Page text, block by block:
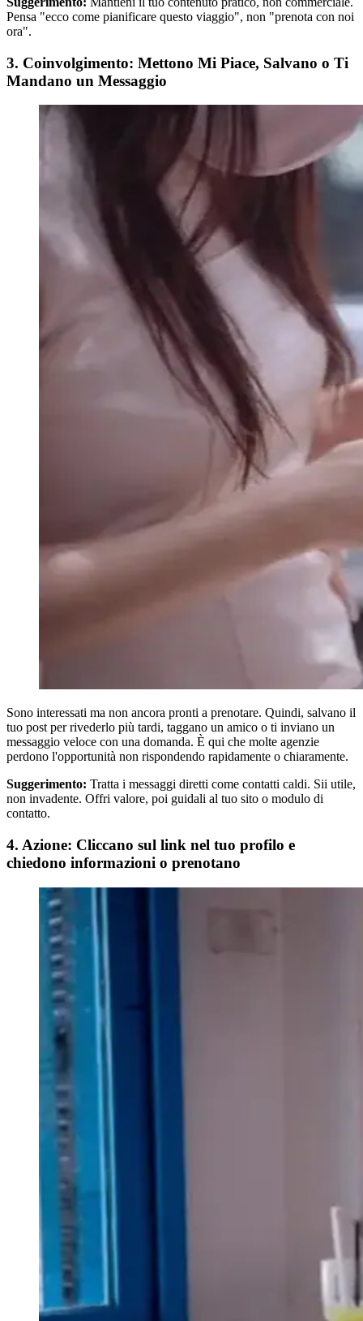
Pensa "ecco come pianificare questo viaggio", non "prenota con noi
ora".
3. Coinvolgimento: Mettono Mi Piace, Salvano o Ti
Mandano un Messaggio
Sono interessati ma non ancora pronti a prenotare. Quindi, salvano il
tuo post per rivederlo più tardi, taggano un amico o ti inviano un
messaggio veloce con una domanda. È qui che molte agenzie
perdono l'opportunità non rispondendo rapidamente o chiaramente.
Suggerimento: Tratta i messaggi diretti come contatti caldi. Sii utile,
non invadente. Offri valore, poi guidali al tuo sito o modulo di
contatto.
4. Azione: Cliccano sul link nel tuo profilo e
chiedono informazioni o prenotano